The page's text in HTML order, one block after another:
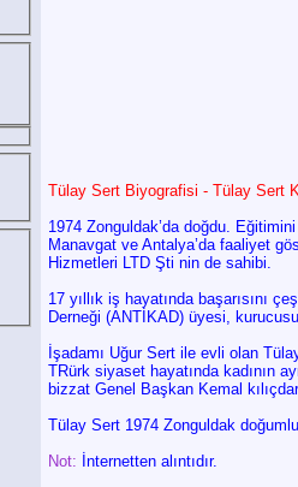
Tülay Sert Biyografisi - Tülay Sert
1974 Zonguldak’da doğdu.
Manavgat ve Antalya’da faaliyet
Hizmetleri LTD Şti nin de sahibi.
17 yıllık iş hayatında başarısını
Derneği (ANTİKAD) üyesi,
İşadamı Uğur Sert ile evli olan
TRürk siyaset hayatında kadının
bizzat Genel Başkan Kemal
Tülay Sert 1974 Zonguldak
Not: İnternetten alıntıdır.